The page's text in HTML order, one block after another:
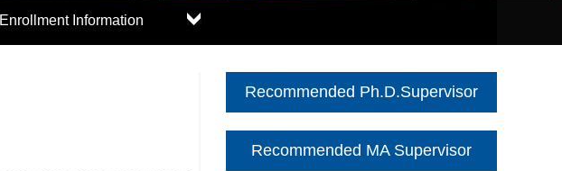
Enrollment Information
Recommended Ph.D.Supervisor
Recommended MA Supervisor